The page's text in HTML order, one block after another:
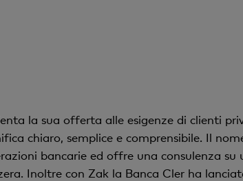
la sua offerta alle esigenze di clienti
chiaro, semplice e comprensibile. Il
bancarie ed offre una consulenza su
Inoltre con Zak la Banca Cler ha